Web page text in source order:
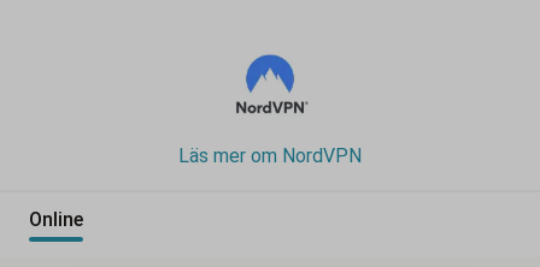
Läs mer om NordVPN
Online